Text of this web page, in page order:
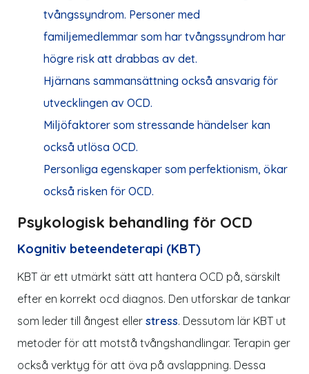
tvångssyndrom. Personer med
familjemedlemmar som har tvångssyndrom har
högre risk att drabbas av det.
Hjärnans sammansättning också ansvarig för
utvecklingen av OCD.
Miljöfaktorer som stressande händelser kan
också utlösa OCD.
Personliga egenskaper som perfektionism, ökar
också risken för OCD.
Psykologisk behandling för OCD
Kognitiv beteendeterapi (KBT)
KBT är ett utmärkt sätt att hantera OCD på, särskilt
efter en korrekt ocd diagnos. Den utforskar de tankar
som leder till ångest eller stress. Dessutom lär KBT ut
metoder för att motstå tvångshandlingar. Terapin ger
också verktyg för att öva på avslappning. Dessa